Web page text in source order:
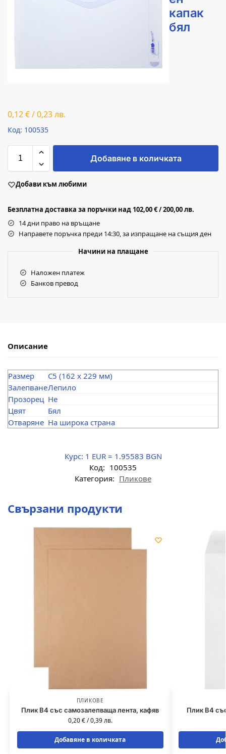
капак
бял
0,12€/0,23лв.
Код: 100535
Добавяне в количката
Добави към любими
Безплатна доставка за поръчки над 102,00 € / 200,00 лв.
14 дни право на връщане
Направете поръчка преди 14:30, за изпращане на същия ден
Начини на плащане
Наложен платеж
Банков превод
Описание
Размер
C5 (162 x 229 мм)
ЗалепванеЛепило
Прозорец Не
Цвят
Бял
Отваряне На широка страна
Курс: 1 EUR = 1.95583 BGN
Код: 100535
Категория: Пликове
Свързани продукти
ПЛИКОВЕ
Плик B4 със самозалепваща лента, кафяв
0,20€/0,39лв.
Добавяне в количката
Плик B4